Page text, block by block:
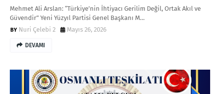
Mehmet Ali Arslan: “Türkiye’nin İhtiyacı Gerilim Değil, Ortak Akıl ve
Güvendir” Yeni Yüzyıl Partisi Genel Başkanı M…
Nuri Çelebi 2
Mayıs 26, 2026
DEVAMI